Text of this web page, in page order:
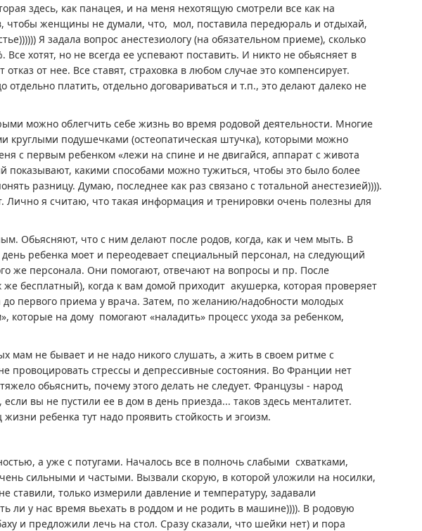
здесь, как панацея, и на меня нехотящую смотрели все как на
чтобы женщины не думали, что, мол, поставила передюраль и отдыхай,
Я задала вопрос анестезиологу (на обязательном приеме), сколько
хотят, но не всегда ее успевают поставить. И никто не обьясняет в
от нее. Все ставят, страховка в любом случае это компенсирует.
платить, отдельно договариваться и т.п., это делают далеко не
можно облегчить себе жизнь во время родовой деятельности. Многие
подушечками (остеопатическая штучка), которыми можно
с первым ребенком «лежи на спине и не двигайся, аппарат с живота
показывают, какими способами можно тужиться, чтобы это было более
разницу. Думаю, последнее как раз связано с тотальной анестезией)))).
Лично я считаю, что такая информация и тренировки очень полезны для
Обьясняют, что с ним делают после родов, когда, как и чем мыть. В
ребенка моет и переодевает специальный персонал, на следующий
же персонала. Они помогают, отвечают на вопросы и пр. После
бесплатный), когда к вам домой приходит акушерка, которая проверяет
первого приема у врача. Затем, по желанию/надобности молодых
которые на дому помогают «наладить» процесс ухода за ребенком,
мам не бывает и не надо никого слушать, а жить в своем ритме с
провоцировать стрессы и депрессивные состояния. Во Франции нет
обьяснить, почему этого делать не следует. Французы - народ
вы не пустили ее в дом в день приезда... таков здесь менталитет.
ребенка тут надо проявить стойкость и эгоизм.
а уже с потугами. Началось все в полночь слабыми схватками,
сильными и частыми. Вызвали скорую, в которой уложили на носилки,
ставили, только измерили давление и температуру, задавали
ли у нас время вьехать в роддом и не родить в машине)))). В родовую
и предложили лечь на стол. Сразу сказали, что шейки нет) и пора